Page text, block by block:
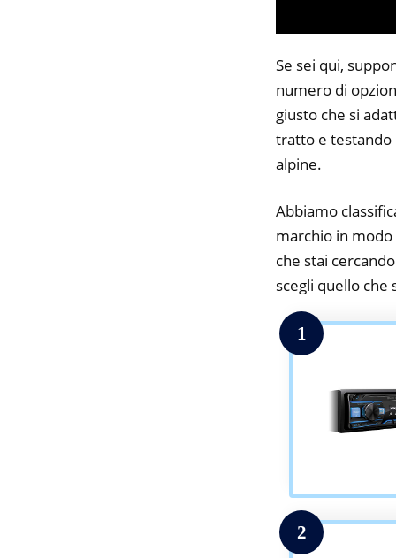
Se sei qui,
numero di
giusto che si
tratto e testando
alpine.
Abbiamo
marchio in
che stai
scegli quello che
1
2